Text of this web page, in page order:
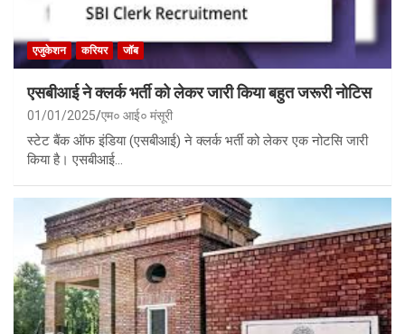
एजुकेशन करियर जॉब
एसबीआई ने क्लर्क भर्ती को लेकर जारी किया बहुत जरूरी नोटिस
01/01/2025 एम० आई० मंसूरी
स्टेट बैंक ऑफ इंडिया (एसबीआई) ने क्लर्क भर्ती को लेकर एक नोटसि जारी
किया है। एसबीआई…